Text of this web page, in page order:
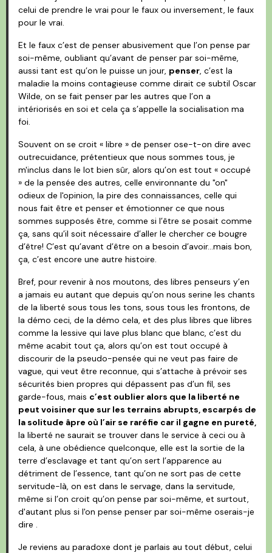
celui de prendre le vrai pour le faux ou inversement, le faux
pour le vrai.
Et le faux c’est de penser abusivement que l’on pense par
soi-même, oubliant qu’avant de penser par soi-même,
aussi tant est qu’on le puisse un jour, penser , c’est la
maladie la moins contagieuse comme dirait ce subtil Oscar
Wilde, on se fait penser par les autres que l’on a
intériorisés en soi et cela ça s’appelle la socialisation ma
foi.
Souvent on se croit « libre » de penser ose-t-on dire avec
outrecuidance, prétentieux que nous sommes tous, je
m'inclus dans le lot bien sûr, alors qu’on est tout « occupé
» de la pensée des autres, celle environnante du "on"
odieux de l'opinion, la pire des connaissances, celle qui
nous fait être et penser et émotionner ce que nous
sommes supposés être, comme si l’être se posait comme
ça, sans qu’il soit nécessaire d’aller le chercher ce bougre
d’être! C’est qu’avant d’être on a besoin d’avoir…mais bon,
ça, c’est encore une autre histoire.
Bref, pour revenir à nos moutons, des libres penseurs y’en
a jamais eu autant que depuis qu’on nous serine les chants
de la liberté sous tous les tons, sous tous les frontons, de
la démo ceci, de la démo cela, et des plus libres que libres
comme la lessive qui lave plus blanc que blanc, c’est du
même acabit tout ça, alors qu’on est tout occupé à
discourir de la pseudo-pensée qui ne veut pas faire de
vague, qui veut être reconnue, qui s’attache à prévoir ses
sécurités bien propres qui dépassent pas d’un fil, ses
garde-fous, mais c’est oublier alors que la liberté ne
peut voisiner que sur les terrains abrupts, escarpés de
la solitude âpre où l’air se raréfie car il gagne en pureté,
la liberté ne saurait se trouver dans le service à ceci ou à
cela, à une obédience quelconque, elle est la sortie de la
terre d’esclavage et tant qu’on sert l’apparence au
détriment de l’essence, tant qu’on ne sort pas de cette
servitude-là, on est dans le servage, dans la servitude,
même si l’on croit qu’on pense par soi-même, et surtout,
d'autant plus si l'on pense penser par soi-même oserais-je
dire .
Je reviens au paradoxe dont je parlais au tout début, celui